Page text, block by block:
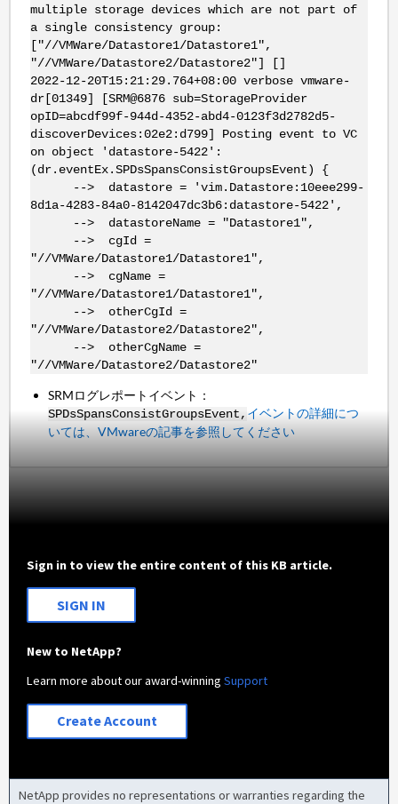
multiple storage devices which are not part of
a single consistency group:
["//VMWare/Datastore1/Datastore1",
"//VMWare/Datastore2/Datastore2"] []
2022-12-20T15:21:29.764+08:00 verbose vmware-
dr[01349] [SRM@6876 sub=StorageProvider
opID=abcdf99f-944d-4352-abd4-0123f3d2782d5-
discoverDevices:02e2:d799] Posting event to VC
on object 'datastore-5422':
(dr.eventEx.SPDsSpansConsistGroupsEvent) {
--> datastore = 'vim.Datastore:10eee299-
8d1a-4283-84a0-8142047dc3b6:datastore-5422',
--> datastoreName = "Datastore1",
--> cgId =
"//VMWare/Datastore1/Datastore1",
--> cgName =
"//VMWare/Datastore1/Datastore1",
--> otherCgId =
"//VMWare/Datastore2/Datastore2",
--> otherCgName =
"//VMWare/Datastore2/Datastore2"
SRMログレポートイベント：
SPDsSpansConsistGroupsEvent, イベントの詳細につ
いては、VMwareの記事を参照してください
Sign in to view the entire content of this KB article.
SIGN IN
New to NetApp?
Learn more about our award-winningSupport
Create Account
NetApp provides no representations or warranties regarding the